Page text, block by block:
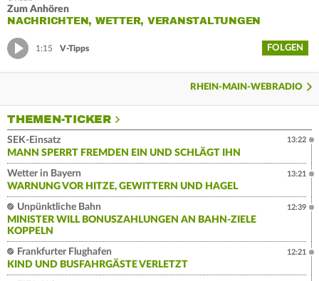
Zum Anhören
NACHRICHTEN, WETTER, VERANSTALTUNGEN
1:15 V-Tipps FOLGEN
RHEIN-MAIN-WEBRADIO
THEMEN-TICKER
SEK-Einsatz
MANN SPERRT FREMDEN EIN UND SCHLÄGT IHN
13:22
Wetter in Bayern
WARNUNG VOR HITZE, GEWITTERN UND HAGEL
13:21
Unpünktliche Bahn
MINISTER WILL BONUSZAHLUNGEN AN BAHN-ZIELE
KOPPELN
12:39
Frankfurter Flughafen
KIND UND BUSFAHRGÄSTE VERLETZT
12:21